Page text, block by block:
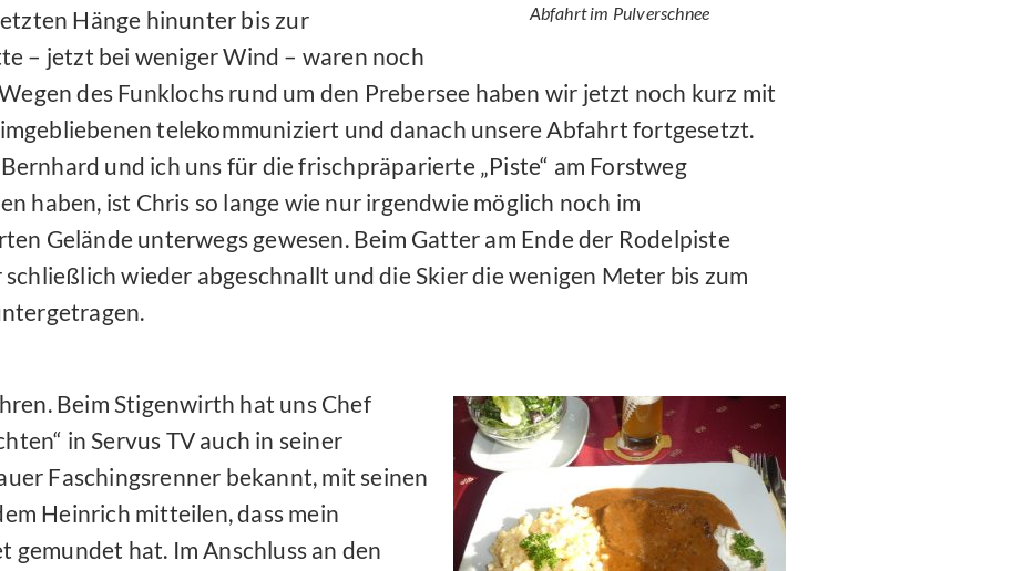
Abfahrt im Pulverschnee
Hänge hinunter bis zur
– jetzt bei weniger Wind – waren noch
des Funklochs rund um den Prebersee haben wir jetzt noch kurz mit
telekommuniziert und danach unsere Abfahrt fortgesetzt.
und ich uns für die frischpräparierte „Piste“ am Forstweg
haben, ist Chris so lange wie nur irgendwie möglich noch im
Gelände unterwegs gewesen. Beim Gatter am Ende der Rodelpiste
wieder abgeschnallt und die Skier die wenigen Meter bis zum
Beim Stigenwirth hat uns Chef
in Servus TV auch in seiner
Faschingsrenner bekannt, mit seinen
Heinrich mitteilen, dass mein
hat. Im Anschluss an den